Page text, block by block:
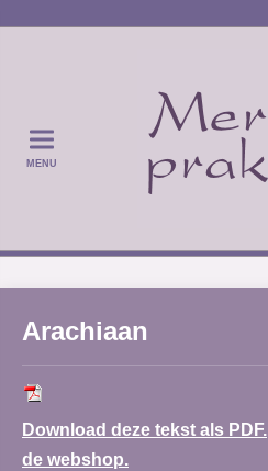
MENU
Arachiaan
Download deze tekst als PDF.
de webshop.